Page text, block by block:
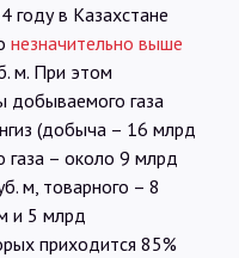
году в Казахстане
незначительно выше
м. При этом
добываемого газа
(добыча – 16 млрд
газа – около 9 млрд
м, товарного – 8
и 5 млрд
приходится 85%